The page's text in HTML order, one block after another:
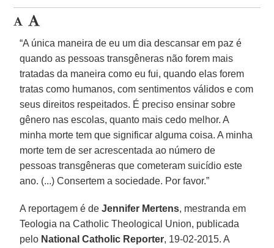
“A única maneira de eu um dia descansar em paz é
quando as pessoas transgêneras não forem mais
tratadas da maneira como eu fui, quando elas forem
tratas como humanos, com sentimentos válidos e com
seus direitos respeitados. É preciso ensinar sobre
gênero nas escolas, quanto mais cedo melhor. A
minha morte tem que significar alguma coisa. A minha
morte tem de ser acrescentada ao número de
pessoas transgêneras que cometeram suicídio este
ano. (...) Consertem a sociedade. Por favor.”
A reportagem é deJennifer Mertens, mestranda em
Teologia na Catholic Theological Union, publicada
pelo National Catholic Reporter, 19-02-2015. A